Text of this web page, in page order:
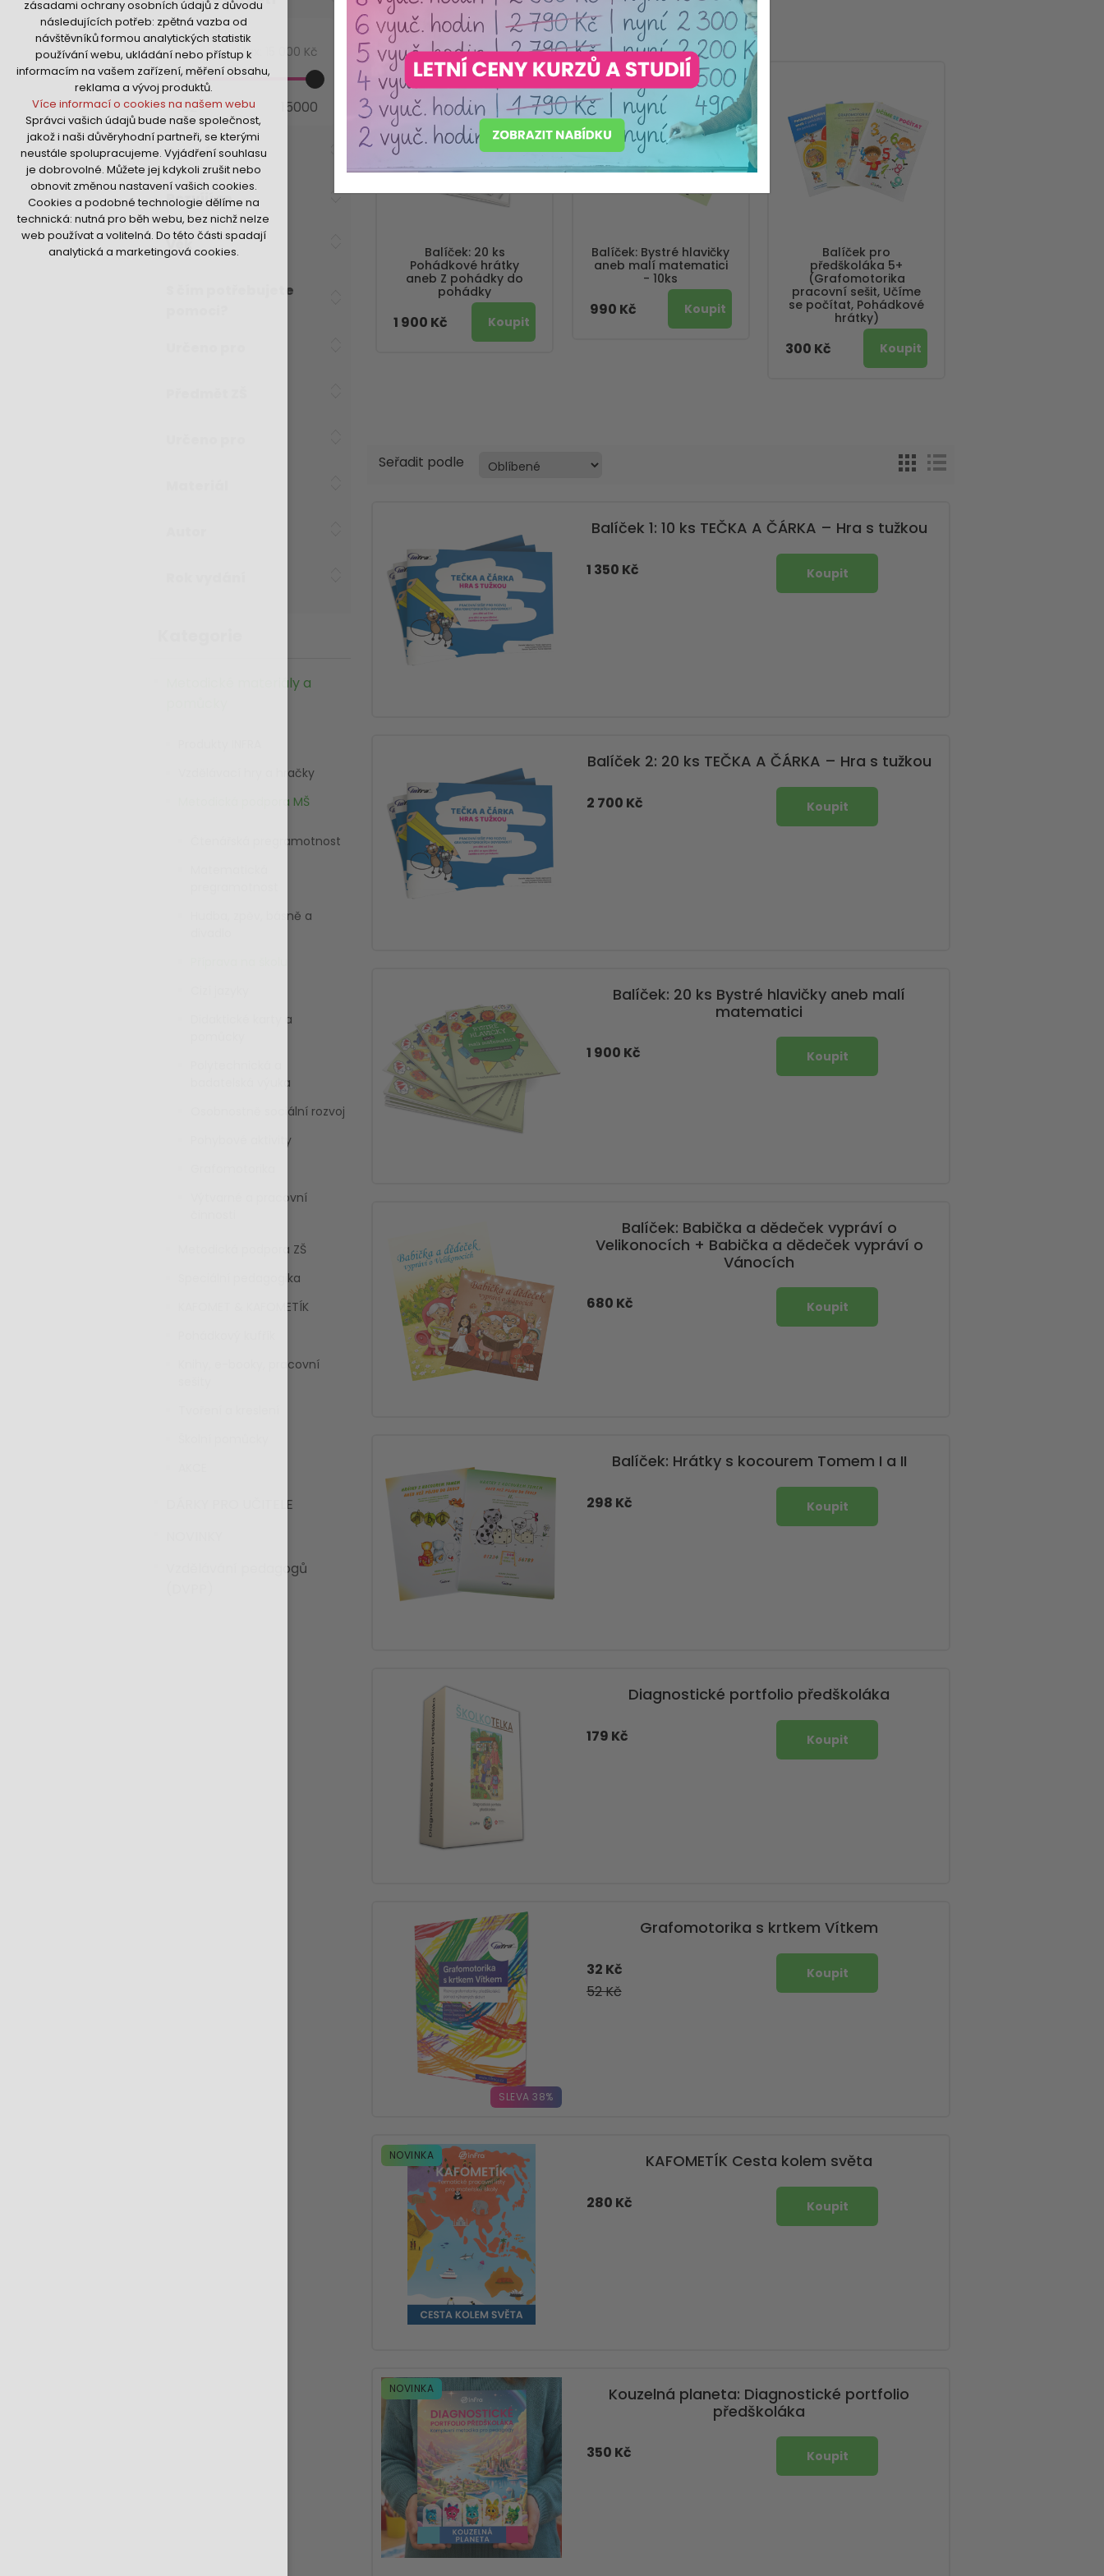
nutná pro provozování webu
udržení kontextu stránek (session):
případná přihlášení, volby jazyka, apod.
Volitelná cookies
analytická pro anonymizované
vyhodnocení návštěvnosti
marketingová cookies (Google,Hotjar,Sklik)
Více informací o cookies na našem webu
Přijmout všechny cookies
Odmítnout vše
zásadami ochrany osobních údajů z důvodu
následujících potřeb: zpětná vazba od
návštěvníků formou analytických statistik
používání webu, ukládání nebo přístup k
informacím na vašem zařízení, měření obsahu,
reklama a vývoj produktů.
Více informací o cookies na našem webu
Správci vašich údajů bude naše společnost,
jakož i naši důvěryhodní partneři, se kterými
neustále spolupracujeme. Vyjádření souhlasu
je dobrovolné. Můžete jej kdykoli zrušit nebo
obnovit změnou nastavení vašich cookies.
Cookies a podobné technologie dělíme na
technická: nutná pro běh webu, bez nichž nelze
web používat a volitelná. Do této části spadají
analytická a marketingová cookies.
Min: 32 Kč
Max:
15 000 Kč
32 15000
Formát
Rozvíjí se
Věk
S čím potřebujete
Metodické materiály a
Vzdělávací hry a hračky
Metodická podpora MŠ
Čtenářská pregramotnost
Hudba, zpěv, básně a
Didaktické karty a
badatelská výuka
Osobnostně sociální rozvoj
Pohybové aktivity
Výtvarné a pracovní
Metodická podpora ZŠ
Speciální pedagogika
KAFOMET & KAFOMETÍK
Knihy, e-booky, pracovní
DÁRKY PRO UČITELE
Vzdělávání pedagogů
Nejprodávanější
Balíček: 20 ks
Pohádkové hrátky
aneb Z pohádky do
pohádky
1 900 Kč
Balíček: Bystré hlavičky
aneb malí matematici
- 10ks
990 Kč
Balíček pro
předškoláka 5+
(Grafomotorika
pracovní sešit, Učíme
se počítat, Pohádkové
hrátky)
300 Kč
Seřadit podle
Balíček 1: 10 ks TEČKA A ČÁRKA – Hra s tužkou
1 350 Kč
Balíček 2: 20 ks TEČKA A ČÁRKA – Hra s tužkou
2 700 Kč
Balíček: 20 ks Bystré hlavičky aneb malí
matematici
1 900 Kč
Balíček: Babička a dědeček vypráví o
Velikonocích + Babička a dědeček vypráví o
Vánocích
680 Kč
Balíček: Hrátky s kocourem Tomem I a II
298 Kč
Diagnostické portfolio předškoláka
179 Kč
SLEVA 38%
Grafomotorika s krtkem Vítkem
52 Kč
32 Kč
NOVINKA KAFOMETÍK Cesta kolem světa
280 Kč
NOVINKA
Kouzelná planeta: Diagnostické portfolio
předškoláka
350 Kč